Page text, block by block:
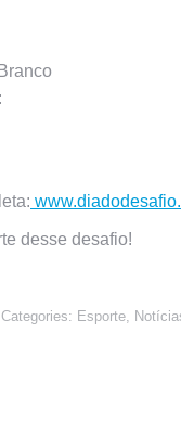
desse desafio!
Categories: Esporte